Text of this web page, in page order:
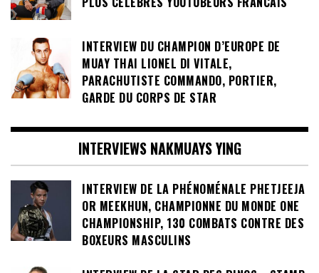
INTERVIEW DU CHAMPION D’EUROPE DE
MUAY THAI LIONEL DI VITALE,
PARACHUTISTE COMMANDO, PORTIER,
INTERVIEWS NAKMUAYS YING
INTERVIEW DE LA PHÉNOMÉNALE PHETJEEJA
OR MEEKHUN, CHAMPIONNE DU MONDE ONE
CHAMPIONSHIP, 130 COMBATS CONTRE DES